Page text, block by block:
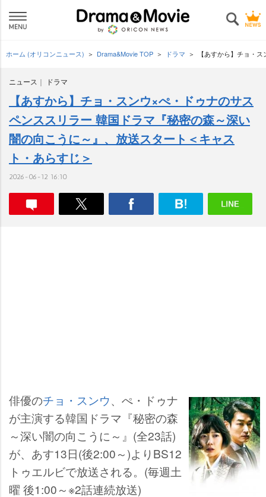
ホーム (オリコンニュース) Drama&Movie TOP ドラマ 【あすから】チョ・
ニュース ドラマ
【あすから】チョ・スンウ×ぺ・ドゥナのサス
ペンススリラー 韓国ドラマ『秘密の森～深い
闇の向こうに～』、放送スタート＜キャス
ト・あらすじ＞
2026-06-12 16:10
俳優のチョ・スンウ、ぺ・ドゥナ
が主演する韓国ドラマ『秘密の森
～深い闇の向こうに～』(全23話)
が、あす13日(後2:00～)よりBS12
トゥエルビで放送される。(毎週土
曜 後1:00～※2話連続放送)